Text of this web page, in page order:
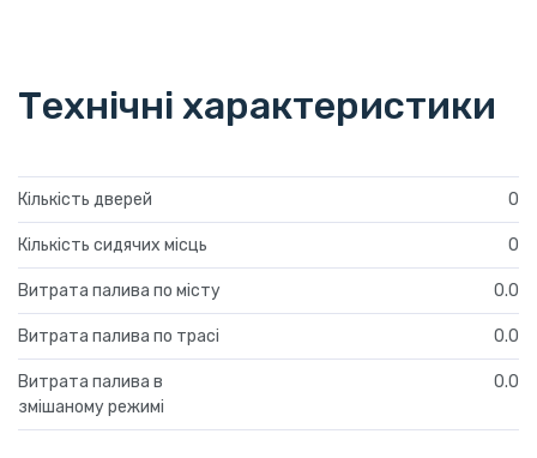
Технічні характеристики
Кількість дверей 0
Кількість сидячих місць 0
Витрата палива по місту 0.0
Витрата палива по трасі 0.0
Витрата палива в
змішаному режимі
0.0